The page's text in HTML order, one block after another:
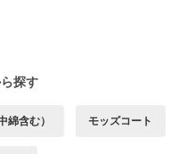
探す
綿含む） モッズコート